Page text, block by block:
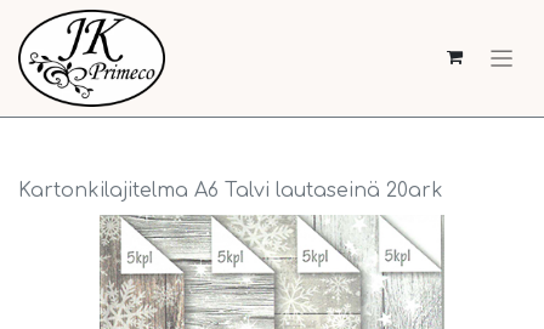
Kartonkilajitelma A6 Talvi lautaseinä 20ark